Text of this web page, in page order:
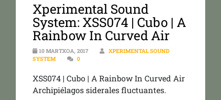
Xperimental Sound
System: XSS074 | Cubo | A
Rainbow In Curved Air
10 MARTXOA, 2017
XPERIMENTAL SOUND
SYSTEM
0
XSS074 | Cubo | A Rainbow In Curved Air
Archipiélagos siderales fluctuantes.